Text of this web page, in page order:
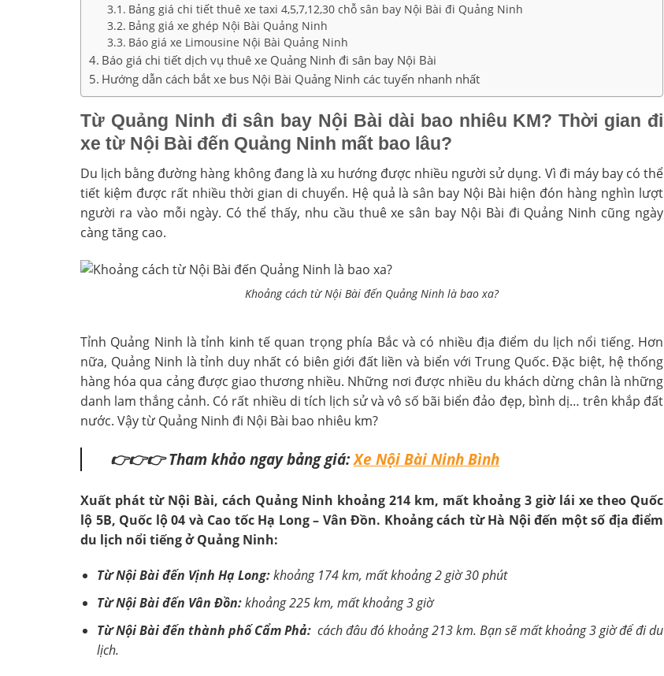
Bảng giá chi tiết thuê xe taxi 4,5,7,12,30 chỗ sân bay Nội Bài đi Quảng Ninh
Bảng giá xe ghép Nội Bài Quảng Ninh
Báo giá xe Limousine Nội Bài Quảng Ninh
Báo giá chi tiết dịch vụ thuê xe Quảng Ninh đi sân bay Nội Bài
Hướng dẫn cách bắt xe bus Nội Bài Quảng Ninh các tuyến nhanh nhất
Từ Quảng Ninh đi sân bay Nội Bài dài bao nhiêu KM? Thời gian đi
xe từ Nội Bài đến Quảng Ninh mất bao lâu?
Du lịch bằng đường hàng không đang là xu hướng được nhiều người sử dụng. Vì đi máy bay có thể
tiết kiệm được rất nhiều thời gian di chuyển. Hệ quả là sân bay Nội Bài hiện đón hàng nghìn lượt
người ra vào mỗi ngày. Có thể thấy, nhu cầu thuê xe sân bay Nội Bài đi Quảng Ninh cũng ngày
càng tăng cao.
Khoảng cách từ Nội Bài đến Quảng Ninh là bao xa?
Tỉnh Quảng Ninh là tỉnh kinh tế quan trọng phía Bắc và có nhiều địa điểm du lịch nổi tiếng. Hơn
nữa, Quảng Ninh là tỉnh duy nhất có biên giới đất liền và biển với Trung Quốc. Đặc biệt, hệ thống
hàng hóa qua cảng được giao thương nhiều. Những nơi được nhiều du khách dừng chân là những
danh lam thắng cảnh. Có rất nhiều di tích lịch sử và vô số bãi biển đảo đẹp, bình dị… trên khắp đất
nước. Vậy từ Quảng Ninh đi Nội Bài bao nhiêu km?
👉👉👉 Tham khảo ngay bảng giá:Xe Nội Bài Ninh Bình
Xuất phát từ Nội Bài, cách Quảng Ninh khoảng 214 km, mất khoảng 3 giờ lái xe theo Quốc
lộ 5B, Quốc lộ 04 và Cao tốc Hạ Long – Vân Đồn. Khoảng cách từ Hà Nội đến một số địa điểm
du lịch nổi tiếng ở Quảng Ninh:
Từ Nội Bài đến Vịnh Hạ Long:khoảng 174 km, mất khoảng 2 giờ 30 phút
Từ Nội Bài đến Vân Đồn:khoảng 225 km, mất khoảng 3 giờ
Từ Nội Bài đến thành phố Cẩm Phả: cách đâu đó khoảng 213 km. Bạn sẽ mất khoảng 3 giờ để đi du
lịch.